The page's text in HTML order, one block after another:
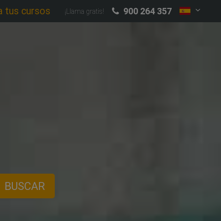
tus cursos ¡Llama gratis! 900 264 357
BUSCAR